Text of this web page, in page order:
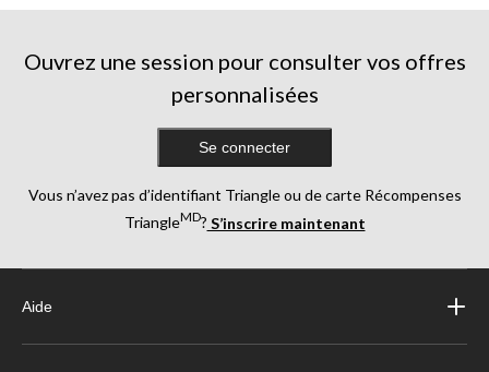
Ouvrez une session pour consulter vos offres
personnalisées
Se connecter
Vous n’avez pas d’identifiant Triangle ou de carte Récompenses
TriangleMD? S’inscrire maintenant
Aide